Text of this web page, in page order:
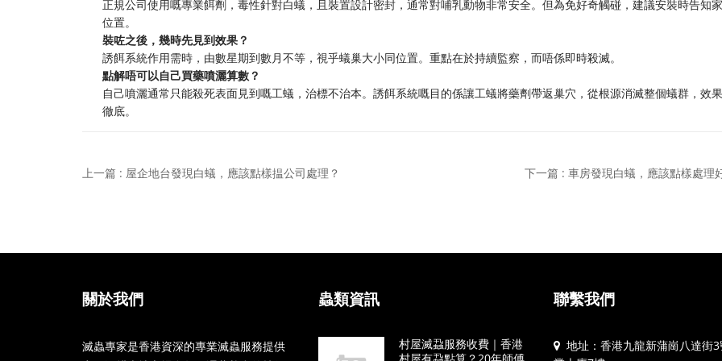
正規公司使用嘅專業餌劑，毒性針對白蟻，且裝置設計密封，通常對哺乳動物非常安全。但為免好奇觸碰，建議安裝時告知
位置。
裝咗之後，幾時先見到效果？
誘餌系統作用需時，由數星期到數月不等，視乎蟻巢大小同位置。重點在於持續監察，而唔係即時殺滅。
點解唔可以自己買藥噴灑算數？
自己噴灑通常只能殺死表面見到嘅工蟻，治標不治本。誘餌系統嘅目的係讓工蟻將藥劑帶返巢穴，從根源消滅整個蟻群，效
徹底。
上一篇 : 屋企地台發現白蟻，應該點樣揾公司處理？ 下一篇 : 車房發現白蟻，應該點樣處理
關於我們
滅蟲專家是香港資深的專業滅蟲服務提供
蟲類資訊
村屋滅蝨服務收費｜香港
聯繫我們
地址：香港九龍新蒲崗八達街